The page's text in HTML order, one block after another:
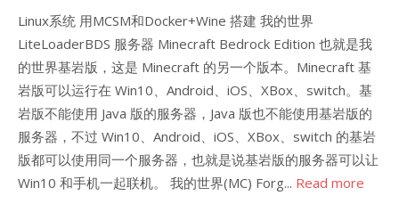
Linux系统 用MCSM和Docker+Wine 搭建 我的世界
LiteLoaderBDS 服务器 Minecraft Bedrock Edition 也就是我
的世界基岩版，这是 Minecraft 的另一个版本。Minecraft 基
岩版可以运行在 Win10、Android、iOS、XBox、switch。基
岩版不能使用 Java 版的服务器，Java 版也不能使用基岩版的
服务器，不过 Win10、Android、iOS、XBox、switch 的基岩
版都可以使用同一个服务器，也就是说基岩版的服务器可以让
Win10 和手机一起联机。 我的世界(MC) Forg... Read more